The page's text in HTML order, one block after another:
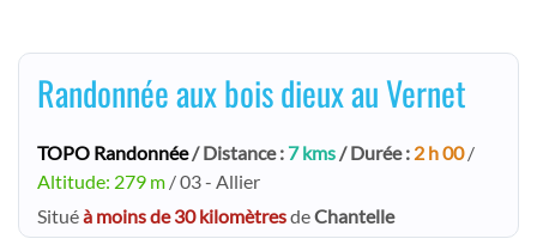
Randonnée aux bois dieux au Vernet
TOPO Randonnée/ Distance : 7 kms/ Durée : 2 h 00/
Altitude: 279 m / 03 - Allier
Situéà moins de 30 kilomètresdeChantelle